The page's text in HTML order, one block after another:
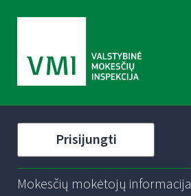
Prisijungti
Mokesčių mokėtojų informacija